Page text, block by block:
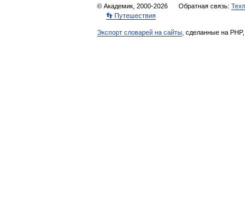
© Академик, 2000-2026 Обратная связь:
👣 Путешествия
Экспорт словарей на сайты , сделанные на PHP,